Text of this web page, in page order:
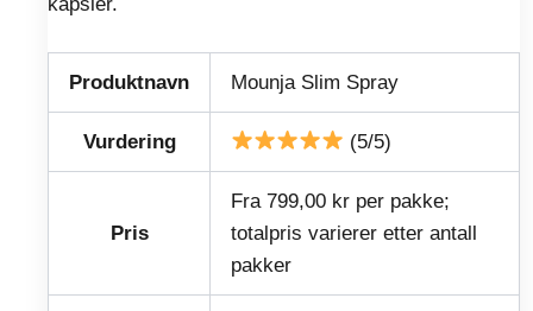
Produktnavn Mounja Slim Spray
Vurdering (5/5)
Pris
Fra 799,00 kr per pakke;
totalpris varierer etter antall
pakker